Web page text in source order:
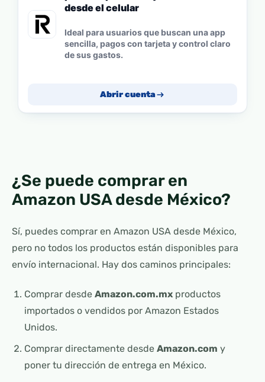
desde el celular
Ideal para usuarios que buscan una app
sencilla, pagos con tarjeta y control claro
de sus gastos.
Abrir cuenta
¿Se puede comprar en
Amazon USA desde México?
Sí, puedes comprar en Amazon USA desde México,
pero no todos los productos están disponibles para
envío internacional. Hay dos caminos principales:
Comprar desde Amazon.com.mxproductos
importados o vendidos por Amazon Estados
Unidos.
Comprar directamente desde Amazon.com y
poner tu dirección de entrega en México.